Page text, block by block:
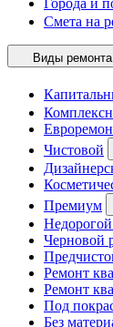
Города и
Смета на
Виды ремонта
Чистовой
Премиум
Черновой
Ремонт
Ремонт
Под
Без